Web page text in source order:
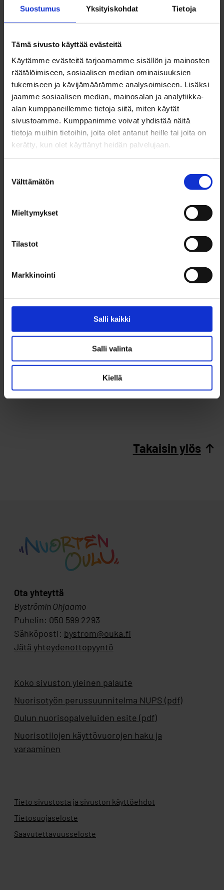
Suostumus Yksityiskohdat Tietoja
Tämä sivusto käyttää evästeitä
Käytämme evästeitä tarjoamamme sisällön ja mainosten
räätälöimiseen, sosiaalisen median ominaisuuksien
tukemiseen ja kävijämäärämme analysoimiseen. Lisäksi
jaamme sosiaalisen median, mainosalan ja analytiikka-
alan kumppaneillemme tietoja siitä, miten käytät
sivustoamme. Kumppanimme voivat yhdistää näitä
tietoja muihin tietoihin, joita olet antanut heille tai joita on
kerätty, kun olet käyttänyt heidän palvelujaan.
valinta
Välttämätön
Mieltymykset
Tilastot
Markkinointi
Salli kaikki
Salli valinta
Kiellä
Nurkassa tavataan!
Lisätietoa ja viikon muut tapahtumat löydät täältä.
Työpajassa on tulkkaus suomeksi sekä suomalaiselle
viittomakielelle.
Viikon tapahtumat järjestävät Oulun kulttuurisäätiö,
nuorisopalvelut, Kuurojen liitto, Kuuloliitto, Suomen
Takaisin ylös
Ota yhteyttä
Byströmin Ohjaamo
Puhelin: 050 599 2293
Sähköposti: bystrom@ouka.fi
Jätä yhteydenottopyyntö
Koko sivuston yleinen palaute
Nuorisotyön perussuunnitelma NUPS (pdf)
Oulun nuorisopalveluiden esite (pdf)
Nuorisotilojen käyttövuorojen haku ja
varaaminen
Tieto sivustosta ja sivuston käyttöehdot
Tietosuojaseloste
Saavutettavuusseloste